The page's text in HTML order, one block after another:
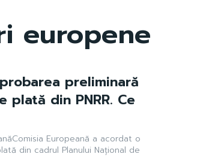
europene
preliminară
din PNRR. Ce
Europeană a acordat o
din cadrul Planului Național de